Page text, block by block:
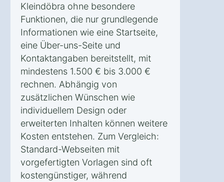
Kleindöbra ohne besondere
Funktionen, die nur grundlegende
Informationen wie eine Startseite,
eine Über-uns-Seite und
Kontaktangaben bereitstellt, mit
mindestens 1.500 € bis 3.000 €
rechnen. Abhängig von
zusätzlichen Wünschen wie
individuellem Design oder
erweiterten Inhalten können weitere
Kosten entstehen. Zum Vergleich:
Standard-Webseiten mit
vorgefertigten Vorlagen sind oft
kostengünstiger, während